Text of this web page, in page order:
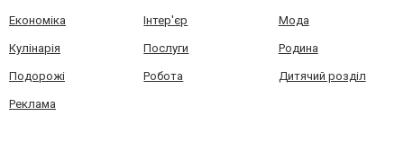
Економіка Інтер'єр Мода
Кулінарія Послуги Родина
Подорожі Робота Дитячий розділ
Реклама